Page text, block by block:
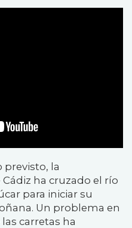
previsto, la
ha cruzado el río
para iniciar su
Un problema en
carretas ha